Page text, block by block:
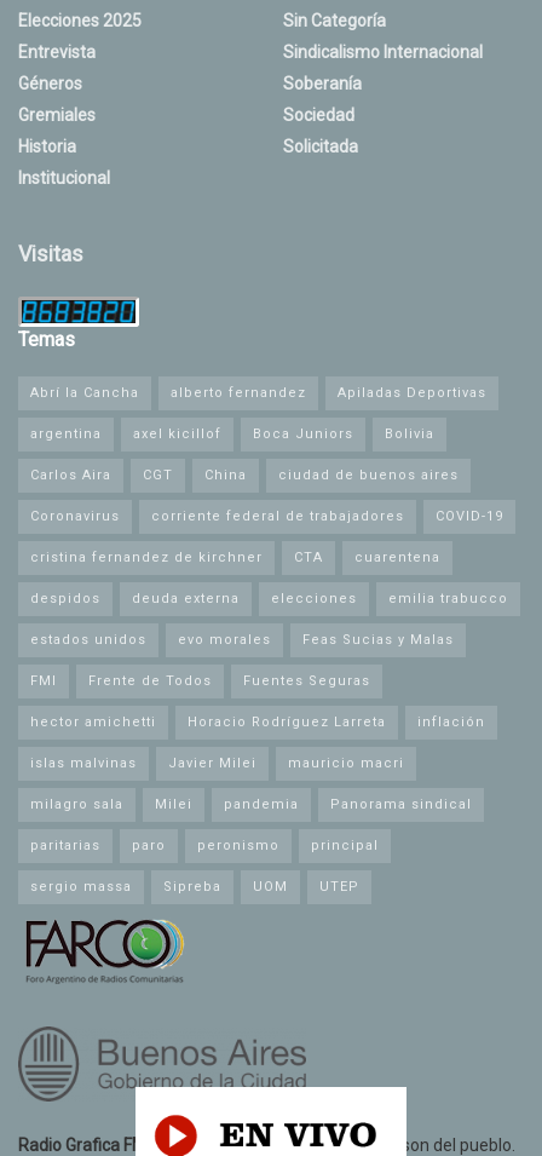
Elecciones 2025
Entrevista
Géneros
Gremiales
Historia
Institucional
Sin Categoría
Sindicalismo Internacional
Soberanía
Sociedad
Solicitada
Visitas
Temas
Abrí la Cancha alberto fernandez Apiladas Deportivas
argentina axel kicillof Boca Juniors Bolivia
Carlos Aira CGT China ciudad de buenos aires
Coronavirus corriente federal de trabajadores COVID-19
cristina fernandez de kirchner CTA cuarentena
despidos deuda externa elecciones emilia trabucco
estados unidos evo morales Feas Sucias y Malas
FMI Frente de Todos Fuentes Seguras
hector amichetti Horacio Rodríguez Larreta inflación
islas malvinas Javier Milei mauricio macri
milagro sala Milei pandemia Panorama sindical
paritarias paro peronismo principal
sergio massa Sipreba UOM UTEP
Radio Grafica FM 89.3© 2021. Todos los derechos son del pueblo.